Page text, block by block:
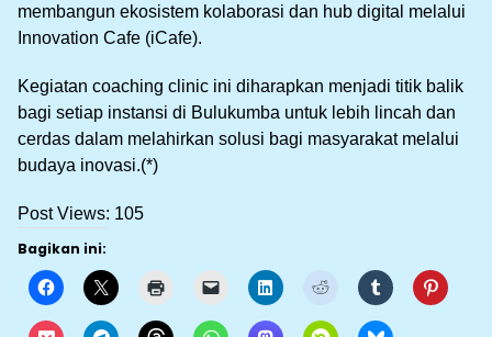
membangun ekosistem kolaborasi dan hub digital melalui
Innovation Cafe (iCafe).
Kegiatan coaching clinic ini diharapkan menjadi titik balik
bagi setiap instansi di Bulukumba untuk lebih lincah dan
cerdas dalam melahirkan solusi bagi masyarakat melalui
budaya inovasi.(*)
Post Views: 105
Bagikan ini: